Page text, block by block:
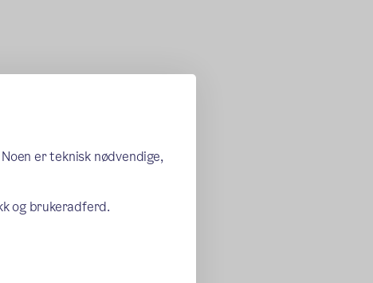
er teknisk nødvendige,
og brukeradferd.